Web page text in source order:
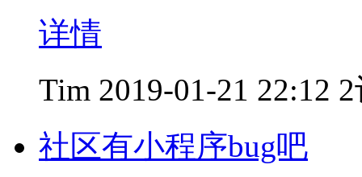
详情
Tim 2019-01-21 22:12
社区有小程序bug吧